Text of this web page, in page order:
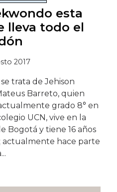
esta
lleva todo el
2017
se trata de Jehison
Barreto, quien
grado 8° en
UCN, vive en la
Bogotá y tiene 16 años
actualmente hace parte